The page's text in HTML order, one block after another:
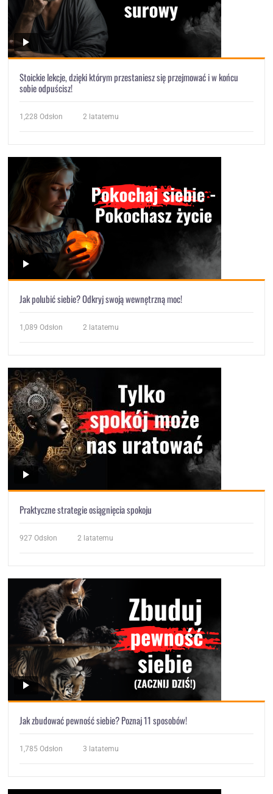
Stoickie lekcje, dzięki którym przestaniesz się przejmować i w końcu
sobie odpuścisz!
1,228 Odsłon 2 latatemu
Jak polubić siebie? Odkryj swoją wewnętrzną moc!
1,089 Odsłon 2 latatemu
Praktyczne strategie osiągnięcia spokoju
927 Odsłon 2 latatemu
Jak zbudować pewność siebie? Poznaj 11 sposobów!
1,785 Odsłon 3 latatemu